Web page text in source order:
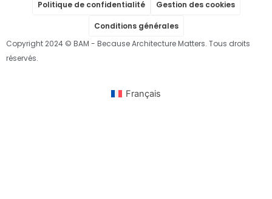
Politique de confidentialité Gestion des cookies
Conditions générales
Copyright 2024 © BAM - Because Architecture Matters. Tous droits
réservés.
Français